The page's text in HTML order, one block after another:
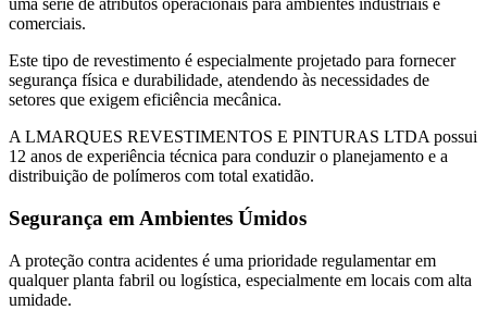
uma série de atributos operacionais para ambientes industriais e
comerciais.
Este tipo de revestimento é especialmente projetado para fornecer
segurança física e durabilidade, atendendo às necessidades de
setores que exigem eficiência mecânica.
A LMARQUES REVESTIMENTOS E PINTURAS LTDA possui
12 anos de experiência técnica para conduzir o planejamento e a
distribuição de polímeros com total exatidão.
Segurança em Ambientes Úmidos
A proteção contra acidentes é uma prioridade regulamentar em
qualquer planta fabril ou logística, especialmente em locais com alta
umidade.